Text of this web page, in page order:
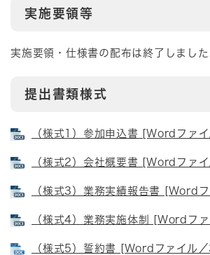
実施要領等
実施要領・仕様書の配布は終了しました
提出書類様式
（様式1）参加申込書 [Wordファ
（様式2）会社概要書 [Wordファ
（様式3）業務実績報告書 [Word
（様式4）業務実施体制 [Wordフ
（様式5）誓約書 [Wordファイル